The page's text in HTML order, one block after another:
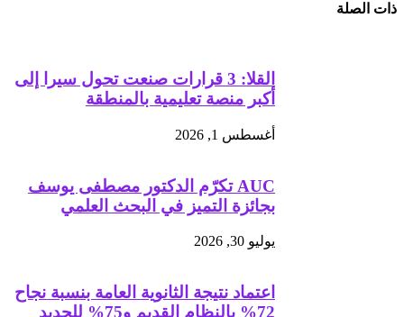
ذات الصلة
القلا: 3 قرارات صنعت تحول سيرا إلى
أكبر منصة تعليمية بالمنطقة
أغسطس 1, 2026
AUC تكرّم الدكتور مصطفى يوسف
بجائزة التميز في البحث العلمي
يوليو 30, 2026
اعتماد نتيجة الثانوية العامة بنسبة نجاح
72% بالنظام القديم و75% للجديد